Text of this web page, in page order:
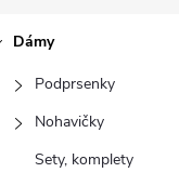
Dámy
Podprsenky
Nohavičky
Sety, komplety